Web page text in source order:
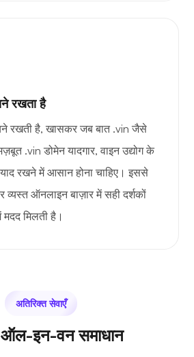
रखता है
रखती है, खासकर जब बात .vin जैसे
.vin डोमेन यादगार, वाइन उद्योग के
रखने में आसान होना चाहिए। इससे
ऑनलाइन बाज़ार में सही दर्शकों
मिलती है।
अतिरिक्त सेवाएँ
इन-वन समाधान